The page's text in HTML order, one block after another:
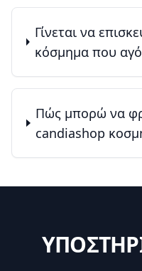
Γίνεται να
κόσμημα που
Πώς μπορώ να
candiashop